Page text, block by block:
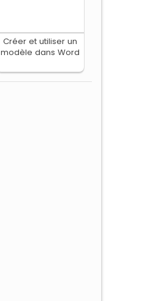
Créer et utiliser un
modèle dans Word